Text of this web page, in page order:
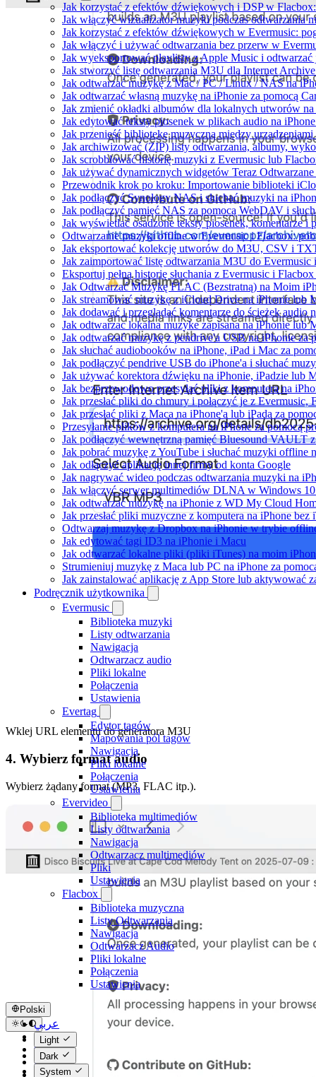
Jak korzystać z efektów dźwiękowych i DSP w
Jak włączyć wizualizator muzyki podczas odtwarzania
Jak korzystać z efektów dźwiękowych w Evermusic:
Jak włączyć i używać odtwarzania bez przerw w
Jak wyeksportować playlisty z Apple Music i
Jak stworzyć listę odtwarzania M3U dla Internet
Jak odtwarzać muzykę z Mac / PC / Linux / NAS na
Jak odtwarzać własną muzykę na iPhonie za pomocą
Jak zmienić okładki albumów dla lokalnych utworów
Jak edytować teksty piosenek w plikach audio na
Jak przenieść bibliotekę muzyczną między
Jak archiwizować (ZIP) listy odtwarzania, albumy,
Jak scrobblować historię muzyki z Evermusic lub
Jak używać dynamicznych widgetów Teraz
Przewodnik krok po kroku: Importowanie biblioteki
Jak podłączyć Synology NAS i słuchać muzyki na
Jak podłączyć pamięć NAS za pomocą WebDAV i
Jak wyświetlać osadzone teksty piosenek, komentarze
Odtwarzanie muzyki offline w Evermusic i Flacbox:
Jak eksportować kolekcję utworów do M3U, CSV i
Jak zaimportować listę odtwarzania M3U do Evermusic
Eksportuj pełną historię słuchania z Evermusic i
Jak Odtwarzać Muzykę FLAC (Bezstratną) na Moim
Jak streamować muzykę z iCloud Drive na iPhonie lub
Jak dodawać i przeglądać komentarze do ścieżek
Jak odtwarzac lokalna muzyke zapisana na iPhonie lub
Jak odtwarzać muzykę z pendrive'a USB na iPhonie
Jak słuchać audiobooków na iPhone, iPad i Mac za
Jak podłączyć pendrive USB do iPhone'a i słuchać
Jak używać korektora dźwięku na iPhonie, iPadzie lub
Jak bezprzewodowo przesyłać pliki z komputera na
Jak przesłać pliki do chmury i połączyć je z Evermusic,
Jak przesłać pliki z Maca na iPhone'a lub iPada za
Przesyłanie plików z komputera na iPhone za pomocą
Jak podłączyć wewnętrzną pamięć Bluesound VAULT
Jak pobrać muzykę z YouTube i słuchać muzyki offline
Jak odłączyć aplikację innej firmy od konta Google
Jak nagrywać wideo podczas odtwarzania muzyki na
Jak włączyć serwer multimediów DLNA w Windows
Jak odtwarzać muzykę na iPhonie z WD My Cloud
Jak przesłać pliki muzyczne z komputera na iPhone
Odtwarzaj muzykę z Dropbox na iPhonie w trybie
Jak edytować tagi ID3 na iPhonie i Macu
Jak odtwarzać lokalne pliki (pliki iTunes) na moim
Strumieniuj muzykę z Maca lub PC na iPhone za
Jak zainstalować aplikację z App Store lub aktywować
Podręcznik użytkownika
Evermusic
Biblioteka muzyki
Listy odtwarzania
Nawigacja
Odtwarzacz audio
Pliki lokalne
Połączenia
Ustawienia
Evertag
Edytor tagów
Mapowania pól tagów
Nawigacja
Pliki lokalne
Połączenia
Ustawienia
Evervideo
Biblioteka multimediów
Listy odtwarzania
Nawigacja
Odtwarzacz multimediów
Pliki
Ustawienia
Flacbox
Biblioteka muzyczna
Listy Odtwarzania
Nawigacja
Odtwarzacz Audio
Pliki lokalne
Połączenia
Ustawienia
Polski
عربي
Català
Čeština
Dansk
Deutsch
Light
Dark
System
Wklej URL elementu do generatora M3U
4. Wybierz format audio
Wybierz żądany format (MP3, FLAC itp.).